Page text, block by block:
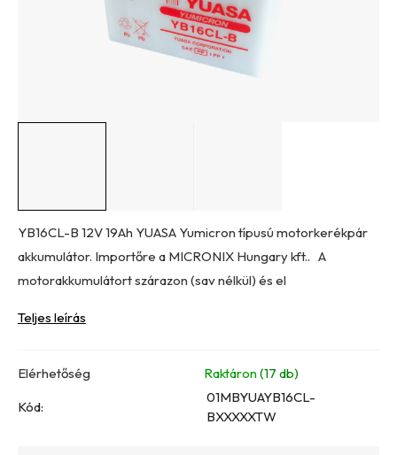
YB16CL-B 12V 19Ah YUASA Yumicron típusú motorkerékpár
akkumulátor. Importőre a MICRONIX Hungary kft.. A
motorakkumulátort szárazon (sav nélkül) és el
Teljes leírás
Elérhetőség Raktáron(17 db)
Kód:
01MBYUAYB16CL-
BXXXXXTW